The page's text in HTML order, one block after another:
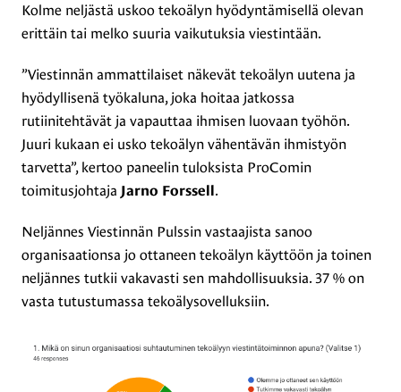
Kolme neljästä uskoo tekoälyn hyödyntämisellä olevan
erittäin tai melko suuria vaikutuksia viestintään.
”Viestinnän ammattilaiset näkevät tekoälyn uutena ja
hyödyllisenä työkaluna, joka hoitaa jatkossa
rutiinitehtävät ja vapauttaa ihmisen luovaan työhön.
Juuri kukaan ei usko tekoälyn vähentävän ihmistyön
tarvetta”, kertoo paneelin tuloksista ProComin
toimitusjohtaja Jarno Forssell.
Neljännes Viestinnän Pulssin vastaajista sanoo
organisaationsa jo ottaneen tekoälyn käyttöön ja toinen
neljännes tutkii vakavasti sen mahdollisuuksia. 37 % on
vasta tutustumassa tekoälysovelluksiin.